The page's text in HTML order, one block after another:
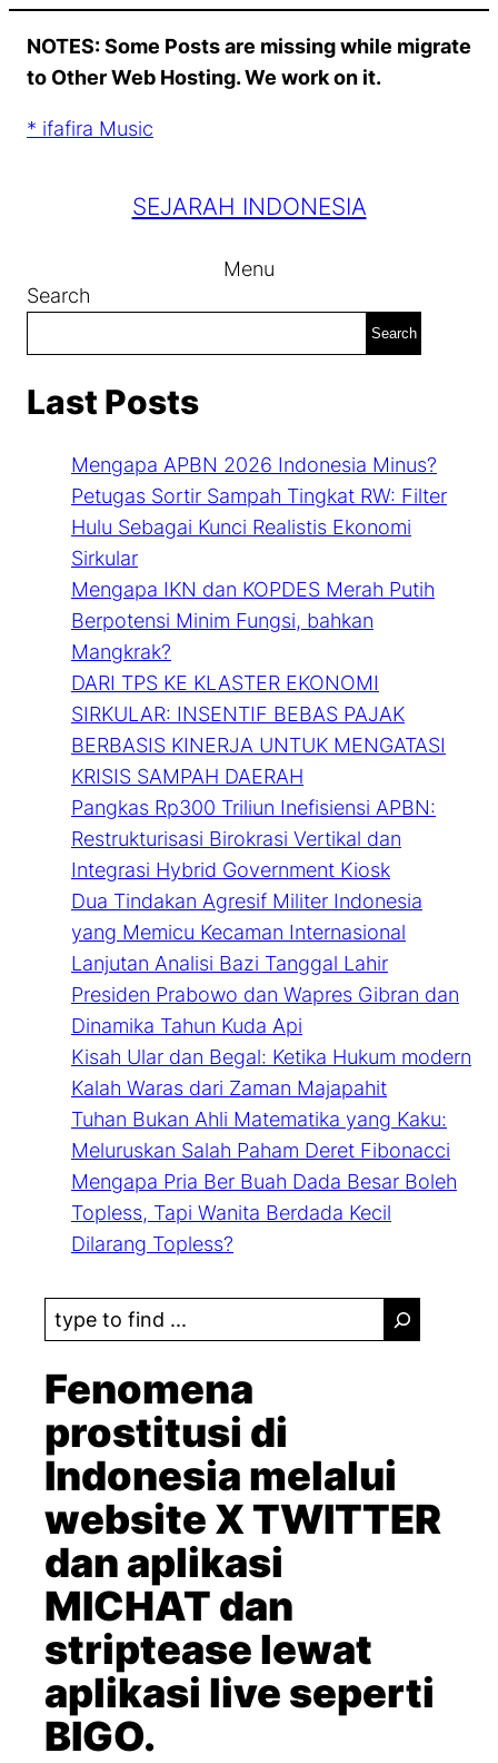
content
NOTES: Some Posts are missing while migrate
to Other Web Hosting. We work on it.
* ifafira Music
SEJARAH INDONESIA
Menu
Search
Search
Last Posts
Mengapa APBN 2026 Indonesia Minus?
Petugas Sortir Sampah Tingkat RW: Filter
Hulu Sebagai Kunci Realistis Ekonomi
Sirkular
Mengapa IKN dan KOPDES Merah Putih
Berpotensi Minim Fungsi, bahkan
Mangkrak?
DARI TPS KE KLASTER EKONOMI
SIRKULAR: INSENTIF BEBAS PAJAK
BERBASIS KINERJA UNTUK MENGATASI
KRISIS SAMPAH DAERAH
Pangkas Rp300 Triliun Inefisiensi APBN:
Restrukturisasi Birokrasi Vertikal dan
Integrasi Hybrid Government Kiosk
Dua Tindakan Agresif Militer Indonesia
yang Memicu Kecaman Internasional
Lanjutan Analisi Bazi Tanggal Lahir
Presiden Prabowo dan Wapres Gibran dan
Dinamika Tahun Kuda Api
Kisah Ular dan Begal: Ketika Hukum modern
Kalah Waras dari Zaman Majapahit
Tuhan Bukan Ahli Matematika yang Kaku:
Meluruskan Salah Paham Deret Fibonacci
Mengapa Pria Ber Buah Dada Besar Boleh
Topless, Tapi Wanita Berdada Kecil
Dilarang Topless?
S
e
a
r
c
h
Fenomena
prostitusi di
Indonesia melalui
website X TWITTER
dan aplikasi
MICHAT dan
striptease lewat
aplikasi live seperti
BIGO.